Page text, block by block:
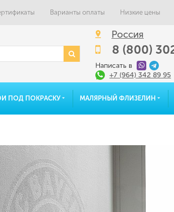
Варианты оплаты Низкие цены
Россия
8 (800)
Написать в
+7 (964) 342 89 95
ПОД ПОКРАСКУ МАЛЯРНЫЙ ФЛИЗЕЛИН